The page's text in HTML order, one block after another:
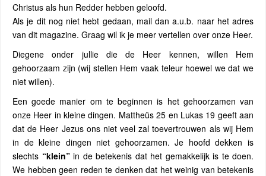
Christus als hun Redder hebben geloofd.
Als je dit nog niet hebt gedaan, mail dan a.u.b. naar het adres
van dit magazine. Graag wil ik je meer vertellen over onze Heer.
Diegene onder jullie die de Heer kennen, willen Hem
gehoorzaam zijn (wij stellen Hem vaak teleur hoewel we dat we
niet willen).
Een goede manier om te beginnen is het gehoorzamen van
onze Heer in kleine dingen. Mattheüs 25 en Lukas 19 geeft aan
dat de Heer Jezus ons niet veel zal toevertrouwen als wij Hem
in de kleine dingen niet gehoorzamen. Je hoofd dekken is
slechts “klein”in de betekenis dat het gemakkelijk is te doen.
We hebben geen reden te denken dat het weinig van betekenis